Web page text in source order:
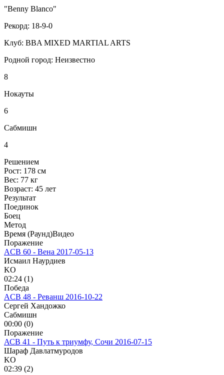
"Benny Blanco"
Рекорд: 18-9-0
Клуб: BBA MIXED MARTIAL ARTS
Родной город: Неизвестно
8
Нокауты
6
Сабмишн
4
Решением
Рост: 178 см
Вес: 77 кг
Возраст: 45 лет
Результат
Поединок
Боец
Метод
Время (Раунд)Видео
Поражение
ACB 60 - Вена 2017-05-13
Исмаил Наурдиев
KO
02:24 (1)
Победа
ACB 48 - Реванш 2016-10-22
Сергей Хандожко
Сабмишн
00:00 (0)
Поражение
АСВ 41 - Путь к триумфу, Сочи 2016-07-15
Шараф Давлатмуродов
KO
02:39 (2)